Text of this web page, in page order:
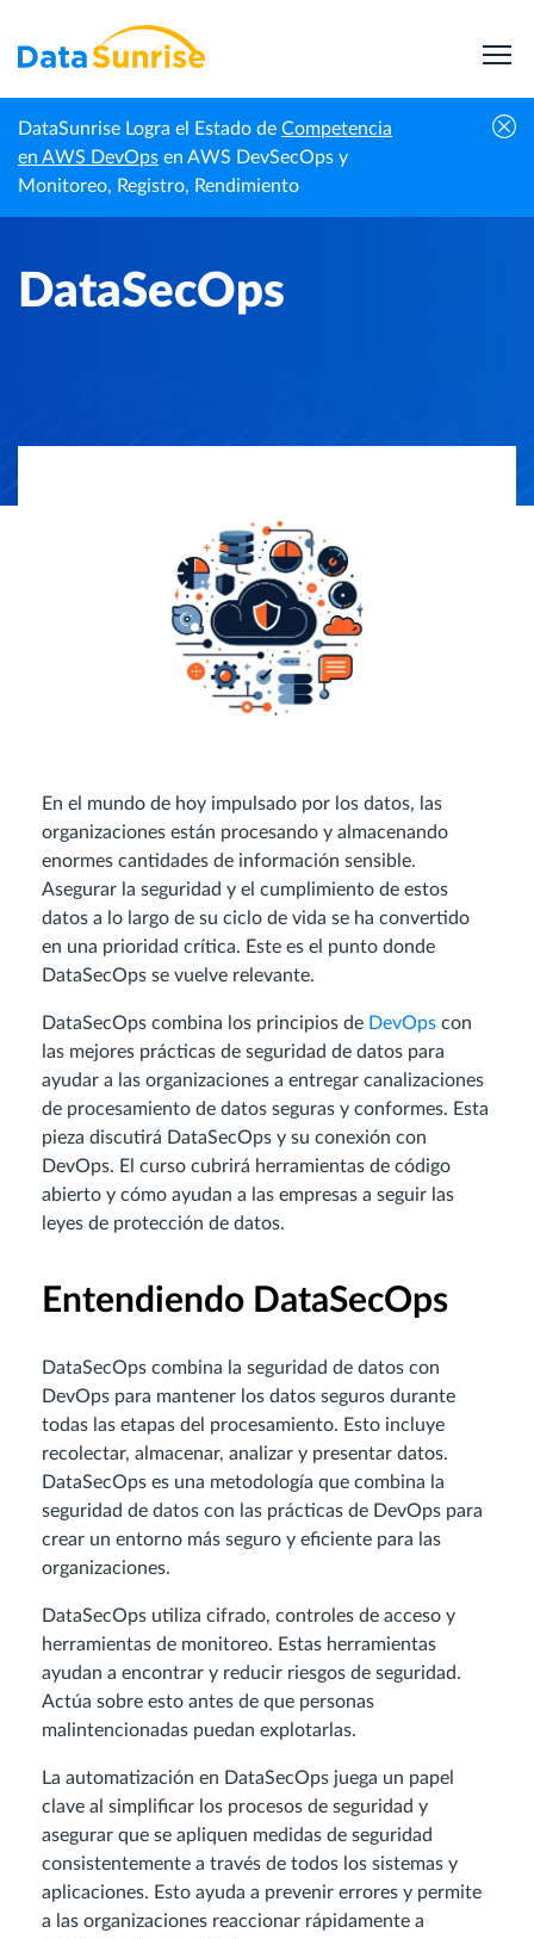
DataSunrise Logra el Estado de Competencia
en AWS DevOps en AWS DevSecOps y
Monitoreo, Registro, Rendimiento
Inicio Centro de Conocimiento DataSecOps
DataSecOps
En el mundo de hoy impulsado por los datos, las
organizaciones están procesando y almacenando
enormes cantidades de información sensible.
Asegurar la seguridad y el cumplimiento de estos
datos a lo largo de su ciclo de vida se ha convertido
en una prioridad crítica. Este es el punto donde
DataSecOps se vuelve relevante.
DataSecOps combina los principios de DevOps con
las mejores prácticas de seguridad de datos para
ayudar a las organizaciones a entregar canalizaciones
de procesamiento de datos seguras y conformes. Esta
pieza discutirá DataSecOps y su conexión con
DevOps. El curso cubrirá herramientas de código
abierto y cómo ayudan a las empresas a seguir las
leyes de protección de datos.
Entendiendo DataSecOps
DataSecOps combina la seguridad de datos con
DevOps para mantener los datos seguros durante
todas las etapas del procesamiento. Esto incluye
recolectar, almacenar, analizar y presentar datos.
DataSecOps es una metodología que combina la
seguridad de datos con las prácticas de DevOps para
crear un entorno más seguro y eficiente para las
organizaciones.
DataSecOps utiliza cifrado, controles de acceso y
herramientas de monitoreo. Estas herramientas
ayudan a encontrar y reducir riesgos de seguridad.
Actúa sobre esto antes de que personas
malintencionadas puedan explotarlas.
La automatización en DataSecOps juega un papel
clave al simplificar los procesos de seguridad y
asegurar que se apliquen medidas de seguridad
consistentemente a través de todos los sistemas y
aplicaciones. Esto ayuda a prevenir errores y permite
a las organizaciones reaccionar rápidamente a